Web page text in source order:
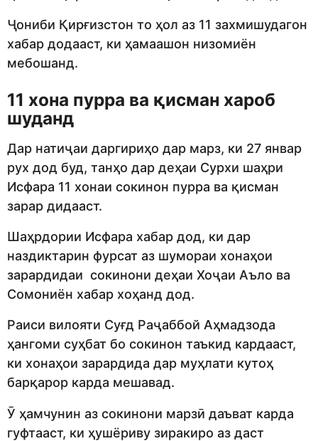
Ҷониби Қирғизстон то ҳол аз 11 захмишудагон
хабар додааст, ки ҳамаашон низомиён
мебошанд.
11 хона пурра ва қисман хароб
шуданд
Дар натиҷаи даргириҳо дар марз, ки 27 январ
рух дод буд, танҳо дар деҳаи Сурхи шаҳри
Исфара 11 хонаи сокинон пурра ва қисман
зарар дидааст.
Шаҳрдории Исфара хабар дод, ки дар
наздиктарин фурсат аз шумораи хонаҳои
зарардидаи сокинони деҳаи Хоҷаи Аъло ва
Сомониён хабар хоҳанд дод.
Раиси вилояти Суғд Раҷаббой Аҳмадзода
ҳангоми суҳбат бо сокинон таъкид кардааст,
ки хонаҳои зарардида дар муҳлати кутоҳ
барқарор карда мешавад.
Ӯ ҳамчунин аз сокинони марзӣ даъват карда
гуфтааст, ки ҳушёриву зиракиро аз даст